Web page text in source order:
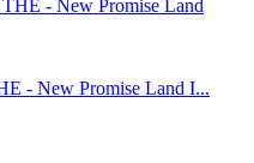
- New Promise Land I...